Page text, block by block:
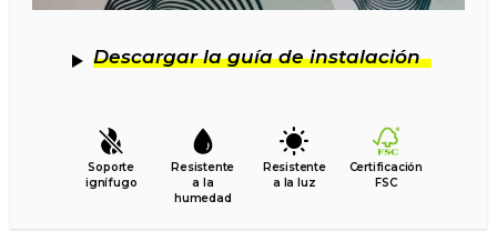
Descargar la guía de instalación
Soporte
ignífugo
Resistente
a la
humedad
Resistente
a la luz
Certificación
FSC